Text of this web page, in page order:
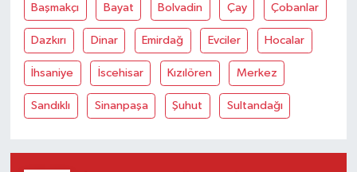
Başmakçı Bayat Bolvadin Çay Çobanlar
Dazkırı Dinar Emirdağ Evciler Hocalar
İhsaniye İscehisar Kızılören Merkez
Sandıklı Sinanpaşa Şuhut Sultandağı